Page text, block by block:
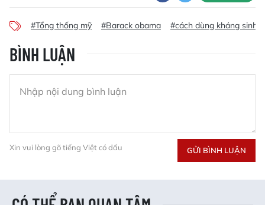
#Tổng thống mỹ #Barack obama #cách dùng kháng sinh
BÌNH LUẬN
Xin vui lòng gõ tiếng Việt có dấu GỬI BÌNH LUẬN